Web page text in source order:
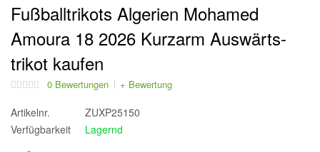
Fußballtrikots Algerien Mohamed
Amoura 18 2026 Kurzarm Auswärts-
trikot kaufen
0 Bewertungen + Bewertung
Artikelnr.
ZUXP25150
Verfügbarkeit
Lagernd